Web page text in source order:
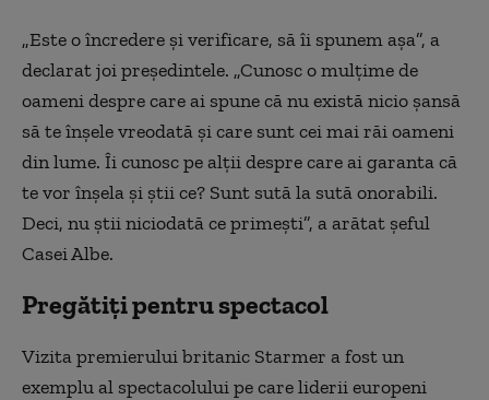
„Este o încredere şi verificare, să îi spunem aşa”, a
declarat joi preşedintele. „Cunosc o mulţime de
oameni despre care ai spune că nu există nicio şansă
să te înşele vreodată şi care sunt cei mai răi oameni
din lume. Îi cunosc pe alţii despre care ai garanta că
te vor înşela şi ştii ce? Sunt sută la sută onorabili.
Deci, nu ştii niciodată ce primeşti”, a arătat şeful
Casei Albe.
Pregătiți pentru spectacol
Vizita premierului britanic Starmer a fost un
exemplu al spectacolului pe care liderii europeni